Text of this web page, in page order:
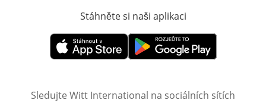
Stáhněte si naši aplikaci
Otevře v novém okněOtevře v novém okně
Sledujte Witt International na sociálních sítích